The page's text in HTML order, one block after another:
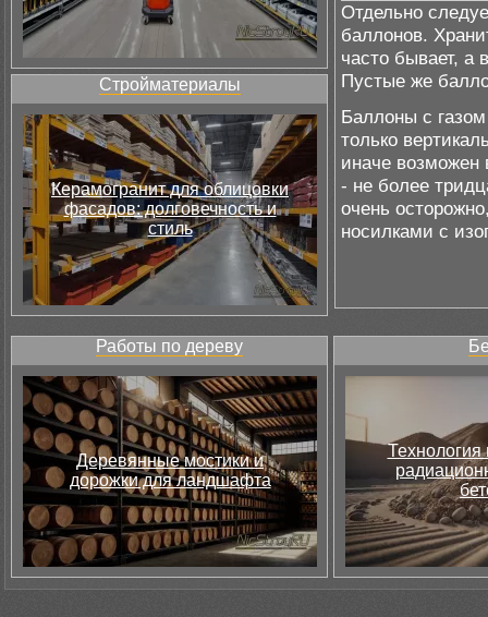
Стройматериалы
Керамогранит для облицовки
фасадов: долговечность и
стиль
Отдельно
баллонов.
часто бывает, а
Пустые же
Баллоны с газом
только
иначе
- не более
очень
носилками с
Работы по дереву
Деревянные мостики и
дорожки для ландшафта
Технология